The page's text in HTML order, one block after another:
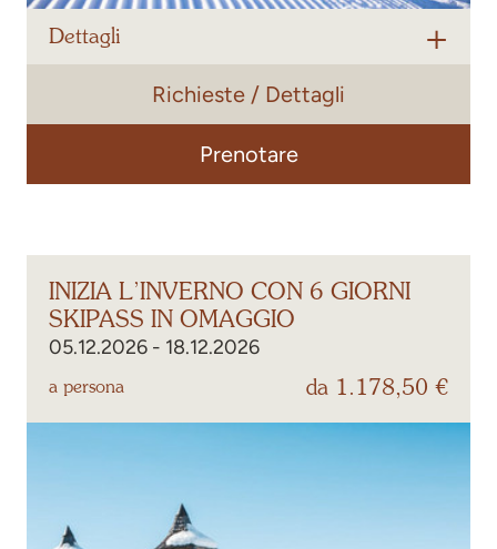
Dettagli
Un'offerta incredibile per le famiglie con bambini piccoli
da noi al Posthotel Kassl in collaborazione con il
comprensorio sciistico Hochoetz!
09. - 23.01.2027
​​​​​​​13. - 20.03.2027
Richieste / Dettagli
Prenotare
INIZIA L’INVERNO CON 6 GIORNI
SKIPASS IN OMAGGIO
05.12.2026 - 18.12.2026
a persona da 1.178,50 €